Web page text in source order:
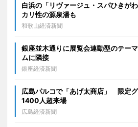
白浜の「リヴァージュ・スパひきが
カリ性の源泉湯も
和歌山経済新聞
銀座並木通りに展覧会連動型のテー
ムに隣接
銀座経済新聞
広島パルコで「あげ太商店」 限定
1400人超来場
広島経済新聞